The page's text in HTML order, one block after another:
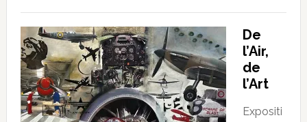
De
l’Air,
de
l’Art
Expositi